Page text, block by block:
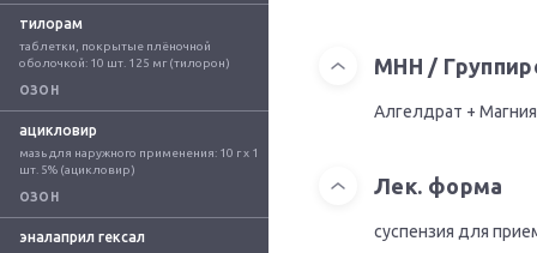
тилорам
таблетки, покрытые плёночной
оболочкой: 10 шт. 125 мг (тилорон)
ОЗОН
ацикловир
мазь для наружного применения: 10 г x 1
шт. 5% (ацикловир)
ОЗОН
эналаприл гексал
МНН /
Алгелдрат +
Лек. форма
суспензия для